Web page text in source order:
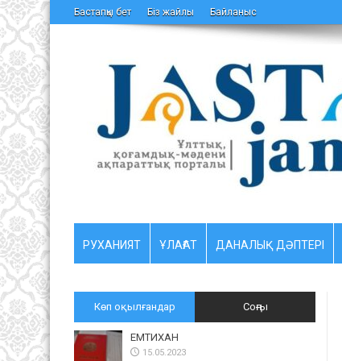
Бастапқы бет Біз жайлы Байланыс
РУХАНИЯТ ҰЛАҒАТ ДАНАЛЫҚ ДӘПТЕРІ
Көп оқылғандар Соңғы
ЕМТИХАН
15.05.2023